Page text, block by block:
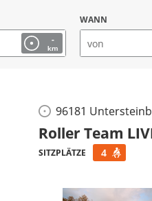
-
km
WANN
96181
Roller Team
SITZPLÄTZE 4